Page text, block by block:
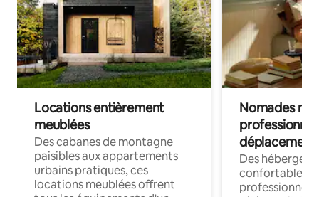
Locations entièrement
meublées
Des cabanes de montagne
paisibles aux appartements
urbains pratiques, ces
locations meublées offrent
Nomades
déplacement
Des
confortables
professionnels